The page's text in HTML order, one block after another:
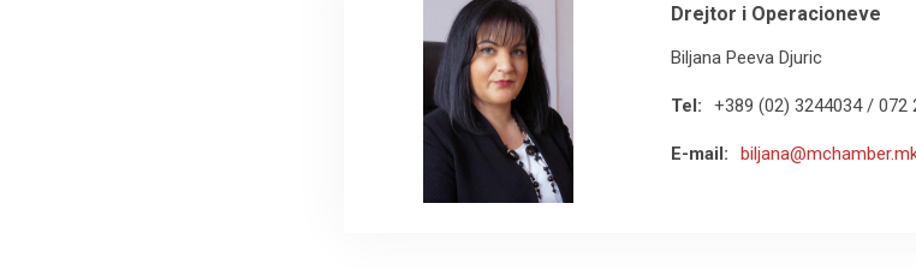
Drejtor i Operacioneve
Biljana Peeva Djuric
Tel: +389 (02) 3244034 / 072
E-mail: